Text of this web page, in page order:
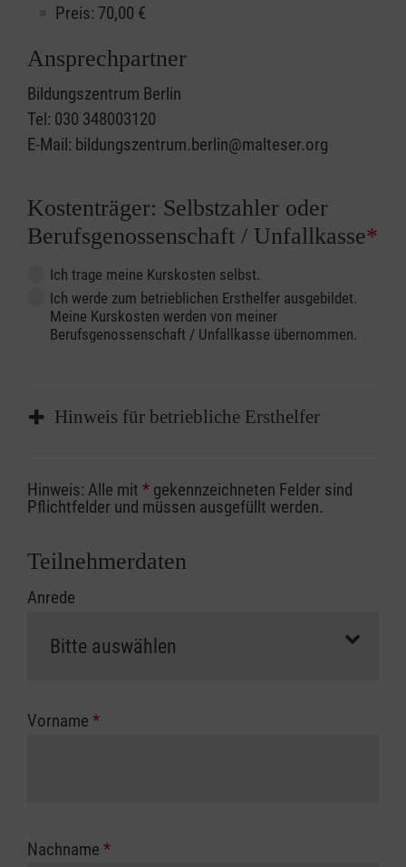
Preis: 70,00 €
Ansprechpartner
Bildungszentrum Berlin
Tel: 030 348003120
E-Mail: bildungszentrum.berlin@malteser.org
Kostenträger: Selbstzahler oder
Berufsgenossenschaft / Unfallkasse*
Ich trage meine Kurskosten selbst.
Ich werde zum betrieblichen Ersthelfer ausgebildet.
Meine Kurskosten werden von meiner
Berufsgenossenschaft / Unfallkasse übernommen.
Hinweis für betriebliche Ersthelfer
Sofern Sie ein Kostenübernahmeverfahren
Ihrer Berufsgenossenschaft / Unfallkasse
Abrechnungsunterlagen spätestens zu
erfolgt eine Abrechnung der vollen Kursgebühr
Die notwendigen Formulare für die
zuständigen Berufsgenossenschaft oder
Hinweis: Alle mit * gekennzeichneten Felder sind
Pflichtfelder und müssen ausgefüllt werden.
Teilnehmerdaten
Anrede
Vorname *
Nachname *